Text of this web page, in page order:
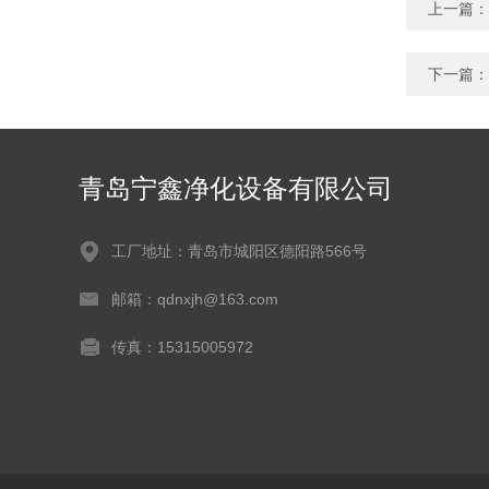
上一篇：
下一篇：
青岛宁鑫净化设备有限公司
工厂地址：青岛市城阳区德阳路566号
邮箱：qdnxjh@163.com
传真：15315005972